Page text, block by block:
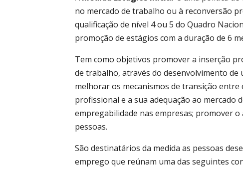
no mercado de trabalho ou à reconversão
qualificação de nível 4 ou 5 do Quadro
promoção de estágios com a duração de 6
Tem como objetivos promover a inserção
de trabalho, através do desenvolvimento
melhorar os mecanismos de transição
profissional e a sua adequação ao mercado
empregabilidade nas empresas; promover
pessoas.
São destinatários da medida as pessoas
emprego que reúnam uma das seguintes